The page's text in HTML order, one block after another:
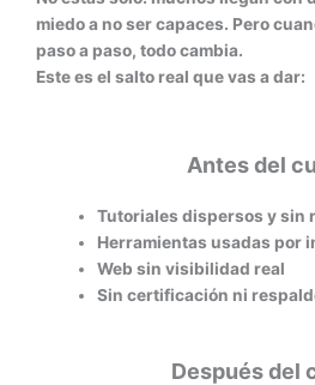
miedo a no ser capaces. Pero
paso a paso, todo cambia.
Este es el salto real que vas a dar:
Antes del
Tutoriales dispersos y sin
Herramientas usadas por
Web sin visibilidad real
Sin certificación ni
Después del